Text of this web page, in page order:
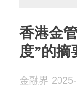
香港金
度”的摘
金融界